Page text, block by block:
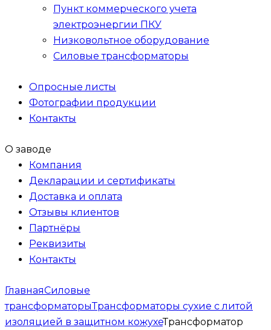
Пункт коммерческого учета
электроэнергии ПКУ
Низковольтное оборудование
Силовые трансформаторы
Опросные листы
Фотографии продукции
Контакты
О заводе
Компания
Декларации и сертификаты
Доставка и оплата
Отзывы клиентов
Партнёры
Реквизиты
Контакты
ГлавнаяСиловые
трансформаторыТрансформаторы сухие с литой
изоляцией в защитном кожухеТрансформатор